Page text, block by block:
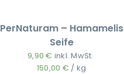
PerNaturam – Hamamelis
Seife
9,90€ inkl. MwSt.
150,00 € / kg